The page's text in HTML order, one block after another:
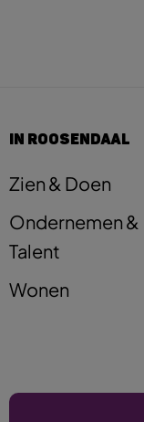
IN ROOSENDAAL
Zien & Doen
Ondernemen &
Talent
Wonen